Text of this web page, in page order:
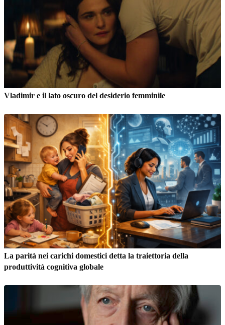
Vladimir e il lato oscuro del desiderio femminile
La parità nei carichi domestici detta la traiettoria della
produttività cognitiva globale